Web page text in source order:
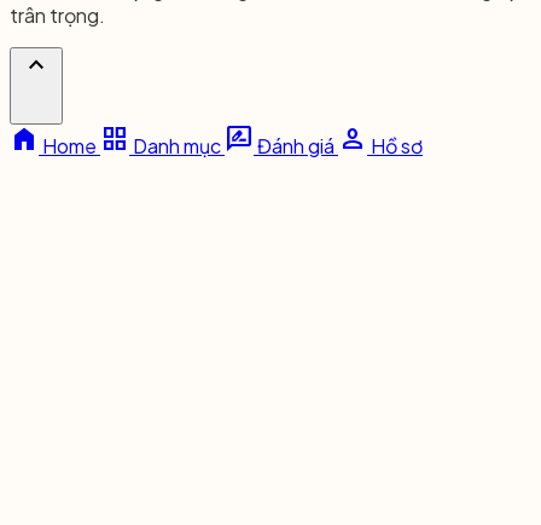
trân trọng.
expand_less
home Home grid_view Danh mục rate_review Đánh giá person Hồ sơ